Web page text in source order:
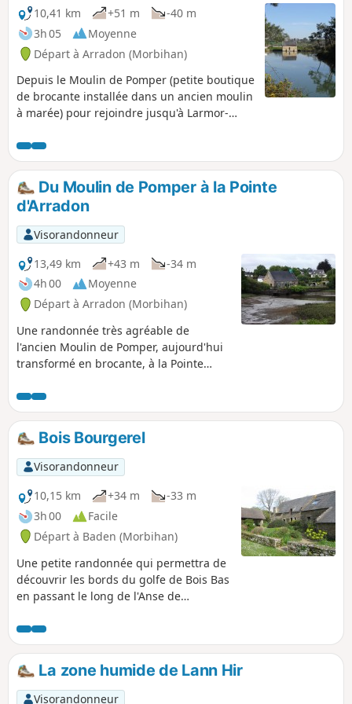
10,41 km +51 m
-40 m
3h 05
Moyenne
Départ à Arradon (Morbihan)
Depuis le Moulin de Pomper (petite boutique
de brocante installée dans un ancien moulin
à marée) pour rejoindre jusqu'à Larmor-
seront des sentiers côtiers (GR®34). Vue sur
la côte et les îles du golfe.
Du Moulin de Pomper à la Pointe
d'Arradon
Visorandonneur
13,49 km
+43 m
-34 m
4h 00
Moyenne
Départ à Arradon (Morbihan)
Une randonnée très agréable de
l'ancien Moulin de Pomper, aujourd'hui
transformé en brocante, à la Pointe
départ le long de la côte du Golfe du
Morbihan et au retour par la campagne.
Découverte du village du Moustoir avec
ses vieilles longères.
Bois Bourgerel
Visorandonneur
10,15 km
+34 m
-33 m
3h 00
Facile
Départ à Baden (Morbihan)
Une petite randonnée qui permettra de
découvrir les bords du golfe de Bois Bas
en passant le long de l'Anse de
l'Anse de Kerledan.
La zone humide de Lann Hir
Visorandonneur